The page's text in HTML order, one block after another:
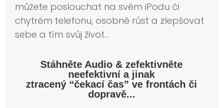
můžete poslouchat na svém iPodu či
chytrém telefonu, osobně růst a zlepšovat
sebe a tím svůj život…
Stáhněte Audio & zefektivněte
neefektivní a jinak
ztracený “čekací čas” ve frontách či
dopravě...